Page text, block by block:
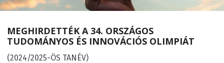
MEGHIRDETTÉK A 34. ORSZÁGOS
TUDOMÁNYOS ÉS INNOVÁCIÓS OLIMPIÁT
(2024/2025-ÖS TANÉV)